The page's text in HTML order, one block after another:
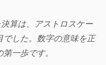
算は、アストロスケー
でした。数字の意味を正
一歩です。